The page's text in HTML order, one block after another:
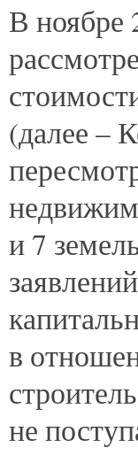
В ноябре
(далее –
и 7
в
не